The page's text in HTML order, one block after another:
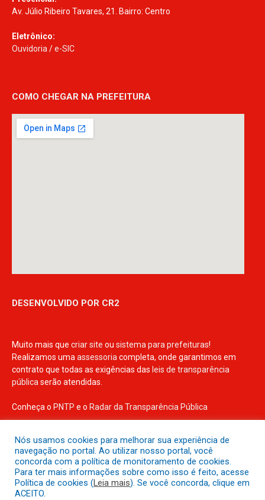
Av. Júlio Ribeiro Tavares, 21. Bairro: Centro
Eletrônico:
Ouvidoria /e-SIC
COMO CHEGAR NA PREFEITURA
DESENVOLVIDO POR CR2
Muito mais que criar site ou sistema para prefeituras!
Realizamos uma assessoria completa, onde garantimos em
contrato que todas as exigências das leis de transparência
pública serão atendidas.
Conheça o PNTP e o Radar da Transparência Pública
Todos os direitos reservados a Prefeitura Municipal de Irituia
Mapa do Site
Nós usamos cookies para melhorar sua experiência de
navegação no portal. Ao utilizar nosso portal, você
concorda com a política de monitoramento de cookies.
Para ter mais informações sobre como isso é feito, acesse
Política de cookies (Leia mais). Se você concorda, clique em
ACEITO.